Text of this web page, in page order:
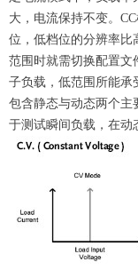
大，电流保持不变。
位，低档位的分辨率比
范围时就需切换配置文
子负载，低范围所能承
包含静态与动态两个主
于测试瞬间负载，在动